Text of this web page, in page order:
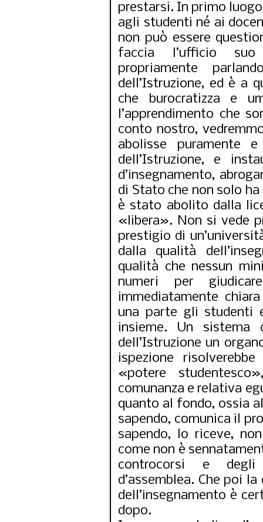
prestarsi. In primo
agli studenti né ai
non può essere
faccia l’ufficio
propriamente
dell’Istruzione, ed è a
che burocratizza e
l’apprendimento che
conto nostro,
abolisse puramente
dell’Istruzione, e
d’insegnamento,
di Stato che non solo
è stato abolito dalla
«libera». Non si vede
prestigio di
dalla qualità
qualità che nessun
numeri per
immediatamente
una parte gli studenti
insieme. Un sistema
dell’Istruzione un
ispezione
«potere
comunanza e relativa
quanto al fondo, ossia
sapendo, comunica il
sapendo, lo riceve,
come non è
controcorsi e degli
d’assemblea. Che poi
dell’insegnamento è
dopo.